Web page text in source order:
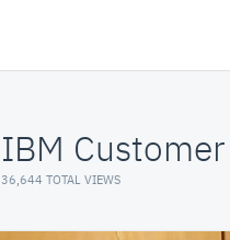
IBM
36,644 TOTAL VIEWS